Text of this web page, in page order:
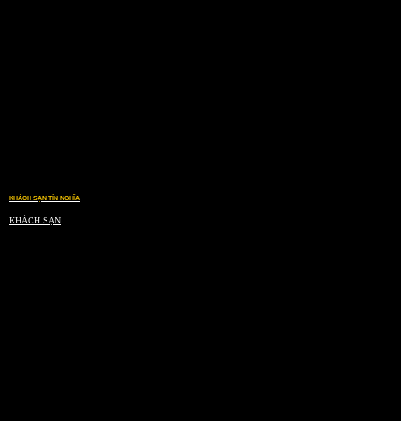
KHÁCH SẠN TÍN NGHĨA
KHÁCH SẠN